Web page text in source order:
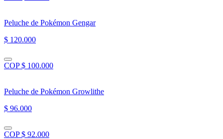
Peluche de Pokémon Gengar
$ 120.000
COP $ 100.000
Peluche de Pokémon Growlithe
$ 96.000
COP $ 92.000